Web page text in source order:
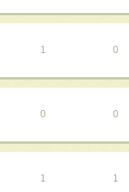
1 0
0 0
1 1